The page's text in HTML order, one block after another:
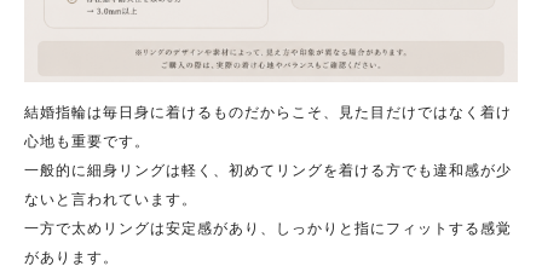
結婚指輪は毎日身に着けるものだからこそ、見た目だけではなく着け
心地も重要です。
一般的に細身リングは軽く、初めてリングを着ける方でも違和感が少
ないと言われています。
一方で太めリングは安定感があり、しっかりと指にフィットする感覚
があります。